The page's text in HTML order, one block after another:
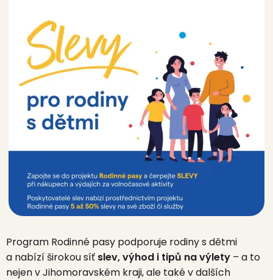
Program Rodinné pasy podporuje rodiny s dětmi
a nabízí širokou síť slev, výhod i tipů na výlety – a to
nejen v Jihomoravském kraji, ale také v dalších